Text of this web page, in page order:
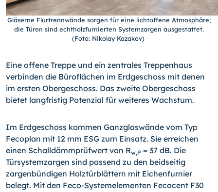
Gläserne Flurtrennwände sorgen für eine lichtoffene Atmosphäre;
die Türen sind echtholzfurnierten Systemzargen ausgestattet.
(Foto: Nikolay Kazakov)
Eine offene Treppe und ein zentrales Treppenhaus
verbinden die Büroflächen im Erdgeschoss mit denen
im ersten Obergeschoss. Das zweite Obergeschoss
bietet langfristig Potenzial für weiteres Wachstum.
Im Erdgeschoss kommen Ganzglaswände vom Typ
Fecoplan mit 12 mm ESG zum Einsatz. Sie erreichen
einen Schalldämmprüfwert von Rw,P = 37 dB. Die
Türsystemzargen sind passend zu den beidseitig
zargenbündigen Holztürblättern mit Eichenfurnier
belegt. Mit den Feco-Systemelementen Fecocent F30